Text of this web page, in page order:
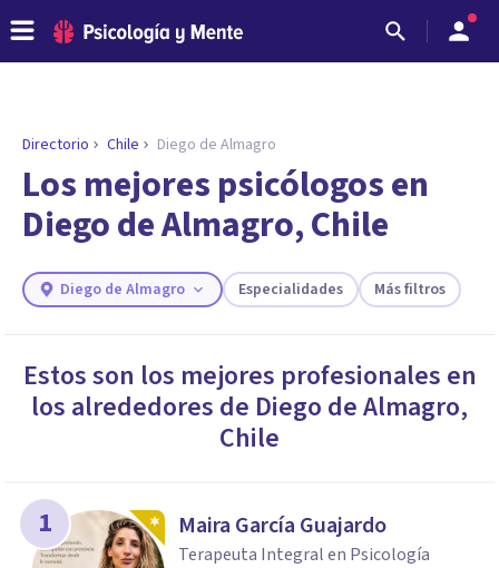
ENCONTRAR MI TERAPEUTA
¿Necesitas ayuda para encontrar el
psicólogo adecuado?
Responde a unas breves preguntas y te ofreceremos
necesidades.
Directorio Chile Diego de Almagro
Los mejores psicólogos en
Diego de Almagro, Chile
Diego de Almagro Especialidades Más filtros
Estos son los mejores profesionales en
los alrededores de Diego de Almagro,
Chile
1 Maira García Guajardo
Terapeuta Integral en Psicología